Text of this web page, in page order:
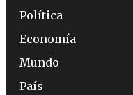
Política
Economía
Mundo
País